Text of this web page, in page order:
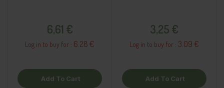
6,61 €
Log in to buy for : 6.28 €
Add To Cart
3,25 €
Log in to buy for : 3.09 €
Add To Cart